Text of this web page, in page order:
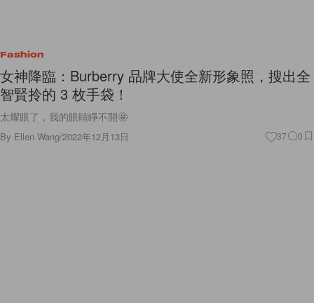
Fashion
女神降臨：Burberry 品牌大使全新形象照，搜出全
智賢拎的 3 枚手袋！
太耀眼了，我的眼睛睜不開🤩
By Ellen Wang/2022年12月13日 37 0